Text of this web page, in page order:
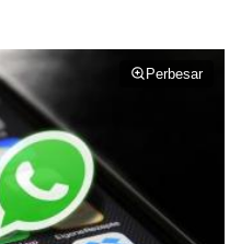
Perbesar